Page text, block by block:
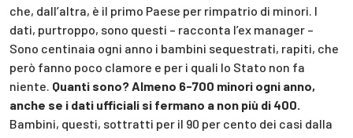
che, dall’altra, è il primo Paese per rimpatrio di minori. I
dati, purtroppo, sono questi – racconta l’ex manager –
Sono centinaia ogni anno i bambini sequestrati, rapiti, che
però fanno poco clamore e per i quali lo Stato non fa
niente. Quanti sono? Almeno 6-700 minori ogni anno,
anche se i dati ufficiali si fermano a non più di 400.
Bambini, questi, sottratti per il 90 per cento dei casi dalla